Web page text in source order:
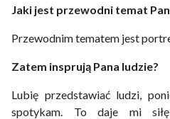
Jaki jest przewodni temat
Przewodnim tematem jest
Zatem insprują Pana ludzie?
Lubię przedstawiać ludzi,
spotykam. To daje mi siłę